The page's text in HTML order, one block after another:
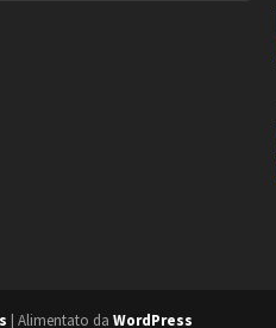
| Alimentato daWordPress